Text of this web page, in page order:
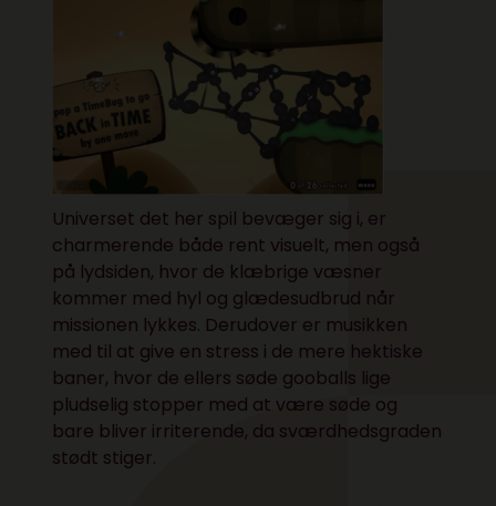
Universet det her spil bevæger sig i, er
charmerende både rent visuelt, men også
på lydsiden, hvor de klæbrige væsner
kommer med hyl og glædesudbrud når
missionen lykkes. Derudover er musikken
med til at give en stress i de mere hektiske
baner, hvor de ellers søde gooballs lige
pludselig stopper med at være søde og
bare bliver irriterende, da sværdhedsgraden
stødt stiger.